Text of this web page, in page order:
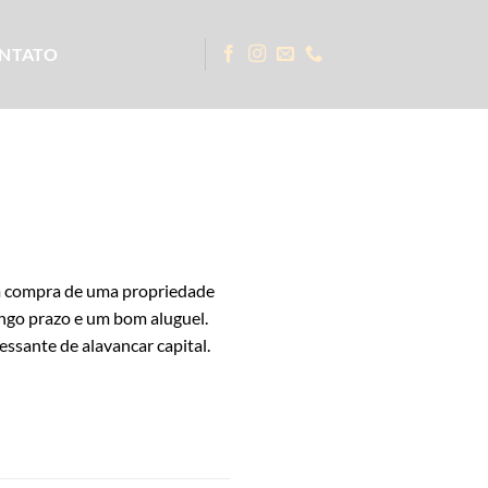
compra de uma propriedade
prazo e um bom aluguel.
de alavancar capital.